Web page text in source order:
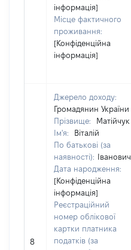
інформація]
Місце фактичного
проживання:
[Конфіденційна
інформація]
8
Джерело доходу:
Громадянин України
Прізвище:
Матійчук
Ім'я:
Віталій
По батькові (за
наявності):
Іванович
Дата народження:
[Конфіденційна
інформація]
Реєстраційний
номер облікової
картки платника
податків (за